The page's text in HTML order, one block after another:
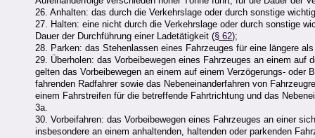
26. Anhalten: das durch die Verkehrslage oder durch sonstige
27. Halten: eine nicht durch die Verkehrslage oder durch sonstige
Dauer der Durchführung einer Ladetätigkeit (§ 62);
28. Parken: das Stehenlassen eines Fahrzeuges für eine längere
29. Überholen: das Vorbeibewegen eines Fahrzeuges an einem
gelten das Vorbeibewegen an einem auf einem Verzögerungs-
fahrenden Radfahrer sowie das Nebeneinanderfahren von
einem Fahrstreifen für die betreffende Fahrtrichtung und das
3a.
30. Vorbeifahren: das Vorbeibewegen eines Fahrzeuges an einer
insbesondere an einem anhaltenden, haltenden oder parkenden